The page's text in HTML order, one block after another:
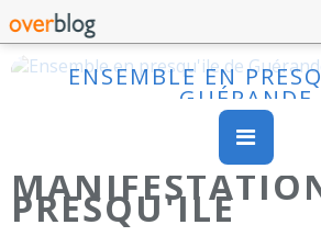
ENSEMBLE EN
GUÉRANDE
PRESQU'ILE